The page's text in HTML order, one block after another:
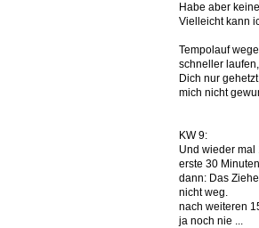
Habe aber
Vielleicht kann
Tempolauf
schneller
Dich nur
mich nicht
KW 9:
Und wieder mal
erste 30
dann: Das
nicht weg.
nach weiteren
ja noch nie ...